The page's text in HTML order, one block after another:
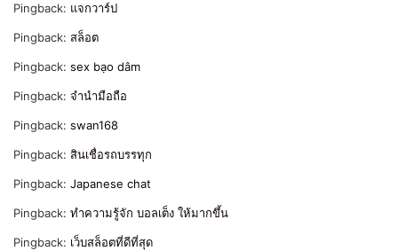
Pingback: แจกวาร์ป
Pingback: สล็อต
Pingback: sex bạo dâm
Pingback: จำนำมือถือ
Pingback: swan168
Pingback: สินเชื่อรถบรรทุก
Pingback: Japanese chat
Pingback: ทำความรู้จัก บอลเต็ง ให้มากขึ้น
Pingback: เว็บสล็อตที่ดีที่สุด